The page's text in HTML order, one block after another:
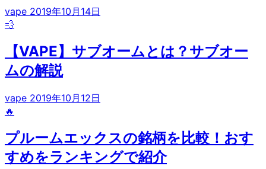
vape 2019年10月14日
💨
【VAPE】サブオームとは？サブオー
ムの解説
vape 2019年10月12日
🔥
プルームエックスの銘柄を比較！おす
すめをランキングで紹介